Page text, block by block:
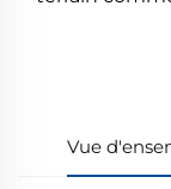
Vue